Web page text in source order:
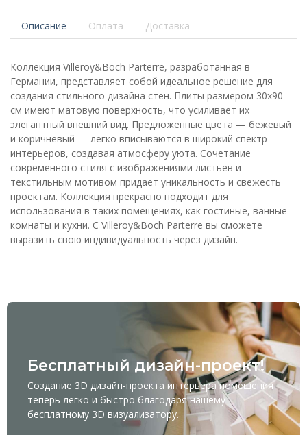
Описание Оплата Доставка
Коллекция Villeroy&Boch Parterre, разработанная в
Германии, представляет собой идеальное решение для
создания стильного дизайна стен. Плиты размером 30x90
см имеют матовую поверхность, что усиливает их
элегантный внешний вид. Предложенные цвета — бежевый
и коричневый — легко вписываются в широкий спектр
интерьеров, создавая атмосферу уюта. Сочетание
современного стиля с изображениями листьев и
текстильным мотивом придает уникальность и свежесть
проектам. Коллекция прекрасно подходит для
использования в таких помещениях, как гостиные, ванные
комнаты и кухни. С Villeroy&Boch Parterre вы сможете
выразить свою индивидуальность через дизайн.
Бесплатный дизайн-проект!
Создание 3D дизайн-проекта интерьера помещения
теперь легко и быстро благодаря нашему
бесплатному 3D визуализатору.